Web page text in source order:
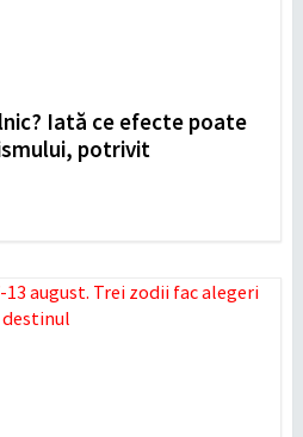
Iată ce efecte poate
potrivit